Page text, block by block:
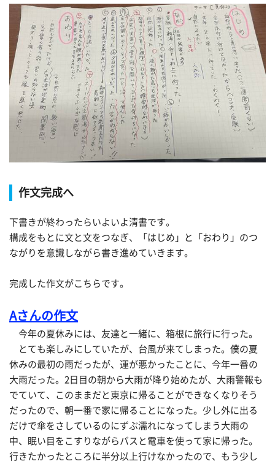
作文完成へ
下書きが終わったらいよいよ清書です。
構成をもとに文と文をつなぎ、「はじめ」と「おわり」のつ
ながりを意識しながら書き進めていきます。
完成した作文がこちらです。
Aさんの作文
今年の夏休みには、友達と一緒に、箱根に旅行に行った。
とても楽しみにしていたが、台風が来てしまった。僕の夏
休みの最初の雨だったが、運が悪かったことに、今年一番の
大雨だった。2日目の朝から大雨が降り始めたが、大雨警報も
でていて、このままだと東京に帰ることができなくなりそう
だったので、朝一番で家に帰ることになった。少し外に出る
だけで傘をさしているのにずぶ濡れになってしまう大雨の
中、眠い目をこすりながらバスと電車を使って家に帰った。
行きたかったところに半分以上行けなかったので、もう少し